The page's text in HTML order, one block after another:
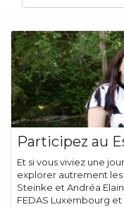
Participez au
Et si vous viviez une
explorer autrement
Steinke et Andréa
FEDAS Luxembourg et